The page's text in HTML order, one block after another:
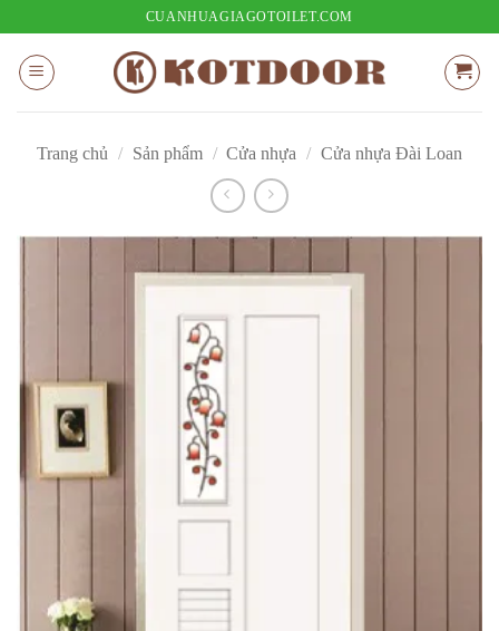
nội
dung
CUANHUAGIAGOTOILET.COM
Trang chủ / Sản phẩm / Cửa nhựa / Cửa nhựa Đài Loan